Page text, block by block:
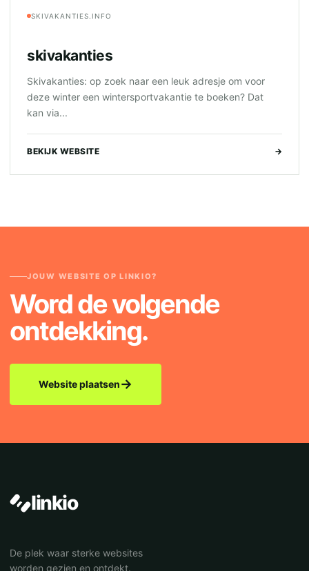
SKIVAKANTIES.INFO
skivakanties
Skivakanties: op zoek naar een leuk adresje om voor
deze winter een wintersportvakantie te boeken? Dat
kan via...
BEKIJK WEBSITE →
JOUW WEBSITE OP LINKIO?
Word de volgende
ontdekking.
Website plaatsen→
linkio
De plek waar sterke websites
worden gezien en ontdekt.